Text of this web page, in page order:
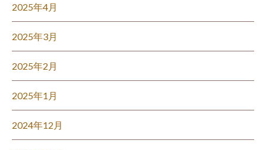
2025年4月
2025年3月
2025年2月
2025年1月
2024年12月